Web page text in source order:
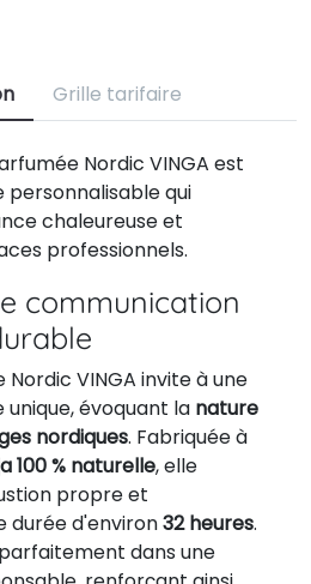
Grille tarifaire
Nordic VINGA est
qui
chaleureuse et
professionnels.
communication
VINGA invite à une
évoquant la nature
nordiques. Fabriquée à
100 % naturelle, elle
propre et
durée d'environ32 heures.
dans une